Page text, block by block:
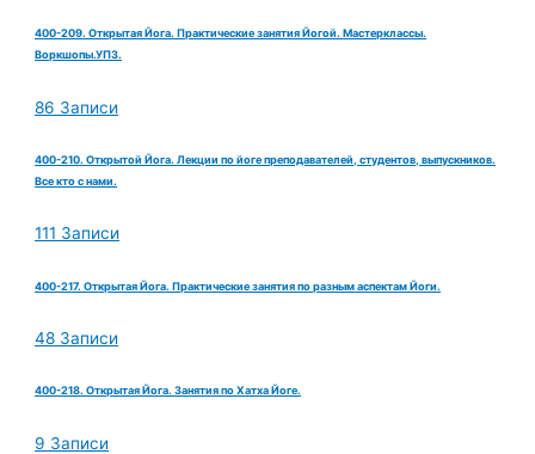
400-209. Открытая Йога. Практические занятия Йогой. Мастерклассы.
Воркшопы.УПЗ.
86 Записи
400-210. Открытой Йога. Лекции по йоге преподавателей, студентов, выпускников.
Все кто с нами.
111 Записи
400-217. Открытая Йога. Практические занятия по разным аспектам Йоги.
48 Записи
400-218. Открытая Йога. Занятия по Хатха Йоге.
9 Записи